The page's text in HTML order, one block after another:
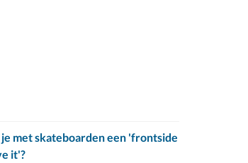
je met skateboarden een 'frontside
it'?